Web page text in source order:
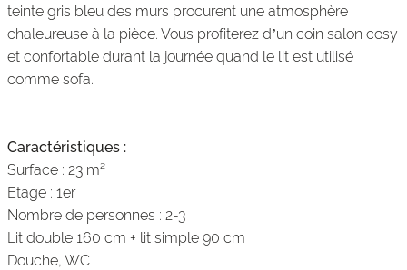
teinte gris bleu des murs procurent une atmosphère
chaleureuse à la pièce. Vous profiterez d’un coin salon cosy
et confortable durant la journée quand le lit est utilisé
comme sofa.
Caractéristiques :
Surface : 23 m²
Etage : 1er
Nombre de personnes : 2-3
Lit double 160 cm + lit simple 90 cm
Douche, WC